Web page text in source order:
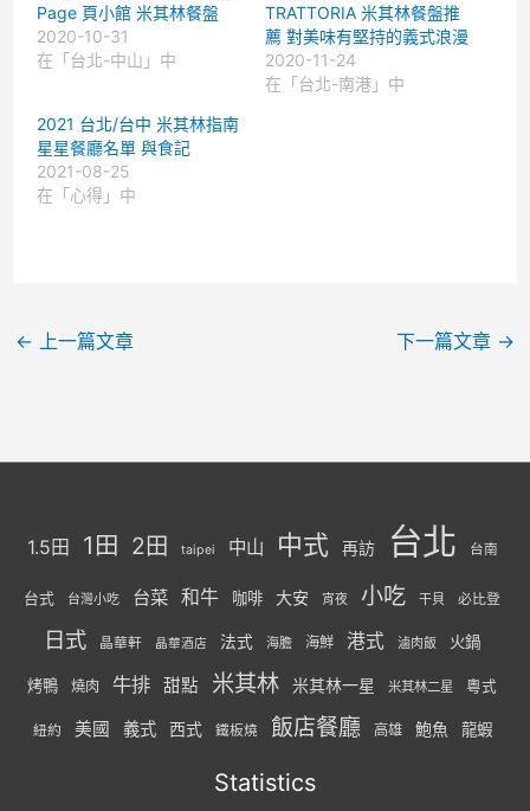
Page 頁小館 米其林餐盤
2020-10-31
在「台北-中山」中
TRATTORIA 米其林餐盤推
薦 對美味有堅持的義式浪漫
2020-11-24
在「台北-南港」中
2021 台北/台中 米其林指南
星星餐廳名單 與食記
2021-08-25
在「心得」中
← 上一篇文章 下一篇文章 →
1.5田 1田 2田 taipei 中山 中式 再訪 台北 台南
台式 台灣小吃 台菜 和牛 咖啡 大安 宵夜 小吃 干貝 必比登
日式 晶華軒 晶華酒店 法式 海膽 海鮮 港式 滷肉飯 火鍋
烤鴨 燒肉 牛排 甜點 米其林 米其林一星 米其林二星 粵式
紐約 美國 義式 西式 鐵板燒 飯店餐廳 高雄 鮑魚 龍蝦
Statistics